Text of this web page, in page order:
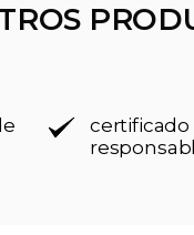
certificado